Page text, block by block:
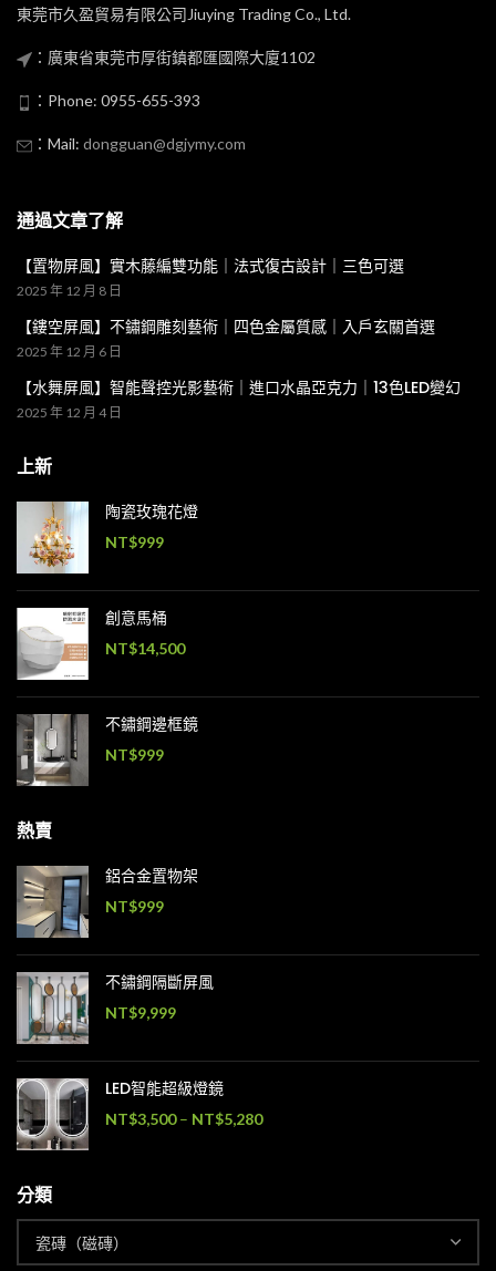
東莞市久盈貿易有限公司Jiuying Trading Co., Ltd.
：廣東省東莞市厚街鎮都匯國際大廈1102
：Phone: 0955-655-393
：Mail: dongguan@dgjymy.com
通過文章了解
【置物屏風】實木藤編雙功能｜法式復古設計｜三色可選
2025 年 12 月 8 日
【鏤空屏風】不鏽鋼雕刻藝術｜四色金屬質感｜入戶玄關首選
2025 年 12 月 6 日
【水舞屏風】智能聲控光影藝術｜進口水晶亞克力｜13色LED變幻
2025 年 12 月 4 日
上新
陶瓷玫瑰花燈
NT$999
創意馬桶
NT$14,500
不鏽鋼邊框鏡
NT$999
熱賣
鋁合金置物架
NT$999
不鏽鋼隔斷屏風
NT$9,999
LED智能超級燈鏡
NT$3,500 – NT$5,280
分類